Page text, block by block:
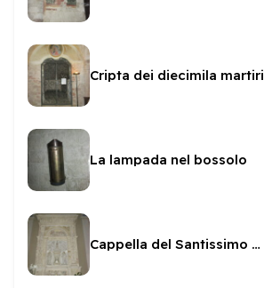
Cripta dei diecimila martiri
La lampada nel bossolo
Cappella del Santissimo Sacramento a San Gregorio